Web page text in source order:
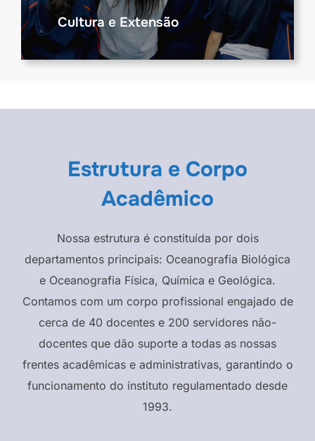
Cultura e Extensão
Estrutura e Corpo
Acadêmico
Nossa estrutura é constituída por dois
departamentos principais: Oceanografia Biológica
e Oceanografia Física, Química e Geológica.
Contamos com um corpo profissional engajado de
cerca de 40 docentes e 200 servidores não-
docentes que dão suporte a todas as nossas
frentes acadêmicas e administrativas, garantindo o
funcionamento do instituto regulamentado desde
1993.